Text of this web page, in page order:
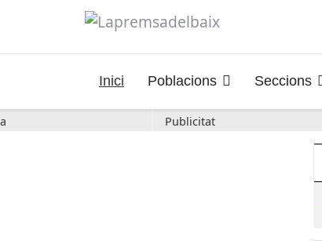
Inici Poblacions Seccions
Publicitat